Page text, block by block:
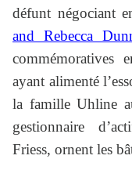
défunt négociant
and Rebecca
commémoratives
ayant alimenté
la famille Uhline
gestionnaire
Friess, ornent les